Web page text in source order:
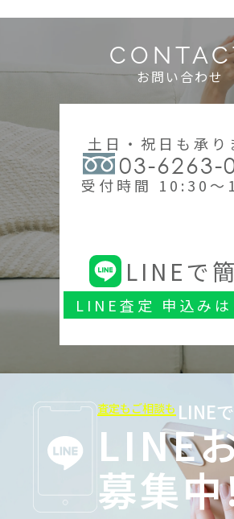
お問い合わせ
土日・祝日も承り
03-6263-
受付時間 10:30～
LINEで
LINE査定 申込みは
査定もご相談も LINE
LINE
募集